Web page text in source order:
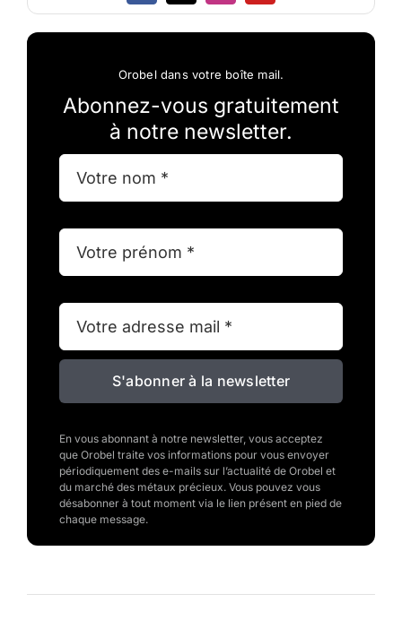
Orobel dans votre boîte mail.
Abonnez-vous gratuitement
à notre newsletter.
S'abonner à la newsletter
En vous abonnant à notre newsletter, vous acceptez
que Orobel traite vos informations pour vous envoyer
périodiquement des e-mails sur l’actualité de Orobel et
du marché des métaux précieux. Vous pouvez vous
désabonner à tout moment via le lien présent en pied de
chaque message.